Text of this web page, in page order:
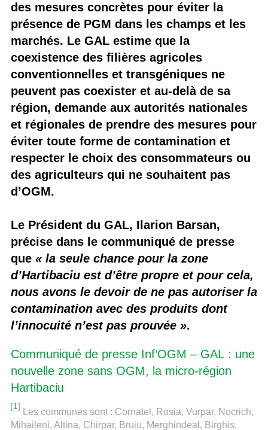
des mesures concrètes pour éviter la
présence de PGM dans les champs et les
marchés. Le GAL estime que la
coexistence des filières agricoles
conventionnelles et transgéniques ne
peuvent pas coexister et au-delà de sa
région, demande aux autorités nationales
et régionales de prendre des mesures pour
éviter toute forme de contamination et
respecter le choix des consommateurs ou
des agriculteurs qui ne souhaitent pas
d’OGM.
Le Président du GAL, Ilarion Barsan,
précise dans le communiqué de presse
que « la seule chance pour la zone
d’Hartibaciu est d’être propre et pour cela,
nous avons le devoir de ne pas autoriser la
contamination avec des produits dont
l’innocuité n’est pas prouvée ».
Communiqué de presse Inf’OGM – GAL : une
nouvelle zone sans OGM, la micro-région
Hartibaciu
[1]
Les communes sont : Cornatel, Rosia, Vurpar, Nocrich,
Mihaileni, Altina, Chirpar, Bruiu, Merghindeal, Birghis,